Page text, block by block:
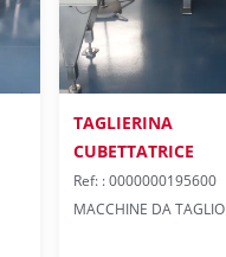
TAGLIERINA
CUBETTATRICE
Ref: : 0000000195600
MACCHINE DA TAGLIO